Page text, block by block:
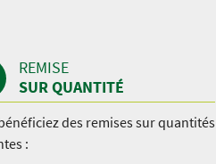
REMISE
SUR QUANTITÉ
des remises sur quantités
: